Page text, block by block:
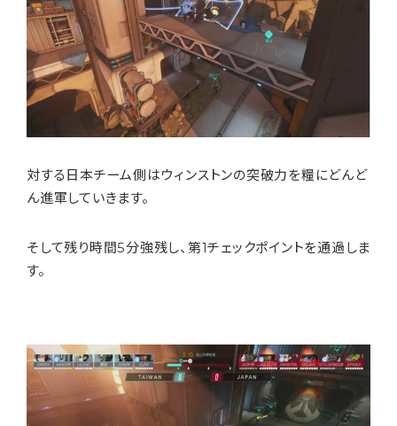
対する日本チーム側はウィンストンの突破力を糧にどんど
ん進軍していきます。
そして残り時間5分強残し、第1チェックポイントを通過しま
す。